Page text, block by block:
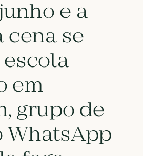
e a
cena se
em
grupo de
WhatsApp